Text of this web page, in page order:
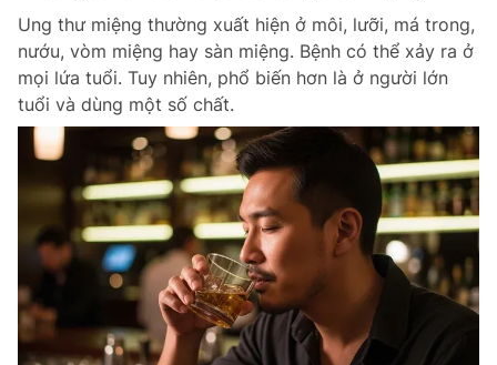
Ung thư miệng thường xuất hiện ở môi, lưỡi, má trong,
nướu, vòm miệng hay sàn miệng. Bệnh có thể xảy ra ở
mọi lứa tuổi. Tuy nhiên, phổ biến hơn là ở người lớn
tuổi và dùng một số chất.